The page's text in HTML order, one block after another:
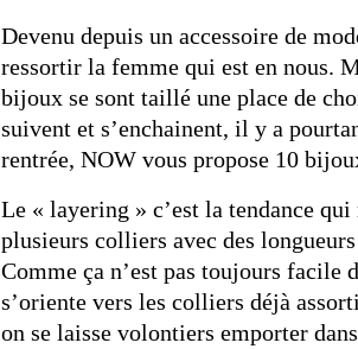
Devenu depuis un accessoire de
ressortir la femme qui est en nous.
bijoux se sont taillé une place de
suivent et s’enchainent, il y a
rentrée, NOW vous propose 10
Le « layering » c’est la tendance
plusieurs colliers avec des
Comme ça n’est pas toujours facile
s’oriente vers les colliers déjà
on se laisse volontiers emporter